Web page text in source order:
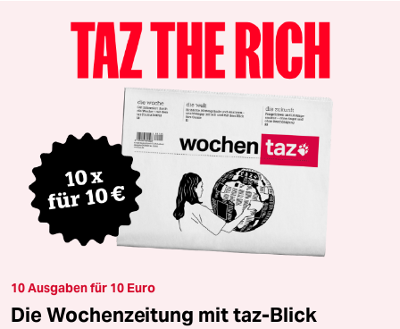
10 Ausgaben für 10 Euro
Die Wochenzeitung mit taz-Blick